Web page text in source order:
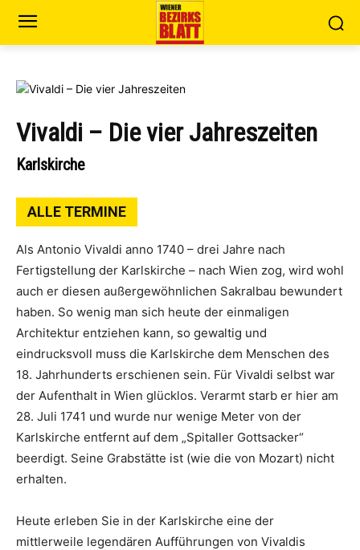
Vivaldi – Die vier Jahreszeiten
Karlskirche
ALLE TERMINE
Als Antonio Vivaldi anno 1740 – drei Jahre nach
Fertigstellung der Karlskirche – nach Wien zog, wird wohl
auch er diesen außergewöhnlichen Sakralbau bewundert
haben. So wenig man sich heute der einmaligen
Architektur entziehen kann, so gewaltig und
eindrucksvoll muss die Karlskirche dem Menschen des
18. Jahrhunderts erschienen sein. Für Vivaldi selbst war
der Aufenthalt in Wien glücklos. Verarmt starb er hier am
28. Juli 1741 und wurde nur wenige Meter von der
Karlskirche entfernt auf dem „Spitaller Gottsacker“
beerdigt. Seine Grabstätte ist (wie die von Mozart) nicht
erhalten.
Heute erleben Sie in der Karlskirche eine der
mittlerweile legendären Aufführungen von Vivaldis